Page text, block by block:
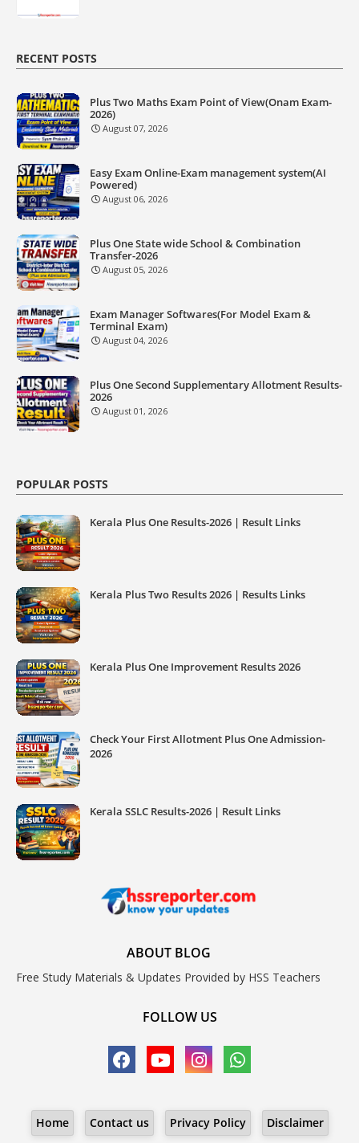
RECENT POSTS
Plus Two Maths Exam Point of View(Onam Exam-
2026)
August 07, 2026
Easy Exam Online-Exam management system(AI
Powered)
August 06, 2026
Plus One State wide School & Combination
Transfer-2026
August 05, 2026
Exam Manager Softwares(For Model Exam &
Terminal Exam)
August 04, 2026
Plus One Second Supplementary Allotment Results-
2026
August 01, 2026
POPULAR POSTS
Kerala Plus One Results-2026 | Result Links
Kerala Plus Two Results 2026 | Results Links
Kerala Plus One Improvement Results 2026
Check Your First Allotment Plus One Admission-
2026
Kerala SSLC Results-2026 | Result Links
ABOUT BLOG
Free Study Materials & Updates Provided by HSS Teachers
FOLLOW US
Home Contact us Privacy Policy Disclaimer